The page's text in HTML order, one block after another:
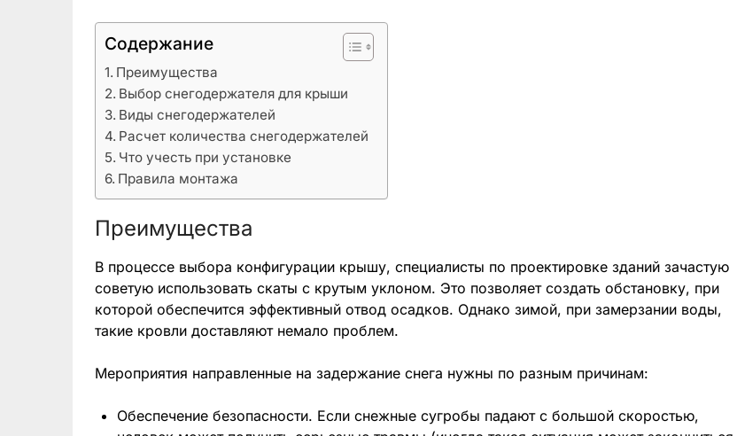
Содержание
Преимущества
Выбор снегодержателя для крыши
Виды снегодержателей
Расчет количества снегодержателей
Что учесть при установке
Правила монтажа
Преимущества
В процессе выбора конфигурации крышу, специалисты по проектировке зданий зачастую
советую использовать скаты с крутым уклоном. Это позволяет создать обстановку, при
которой обеспечится эффективный отвод осадков. Однако зимой, при замерзании воды,
такие кровли доставляют немало проблем.
Мероприятия направленные на задержание снега нужны по разным причинам:
Обеспечение безопасности. Если снежные сугробы падают с большой скоростью,